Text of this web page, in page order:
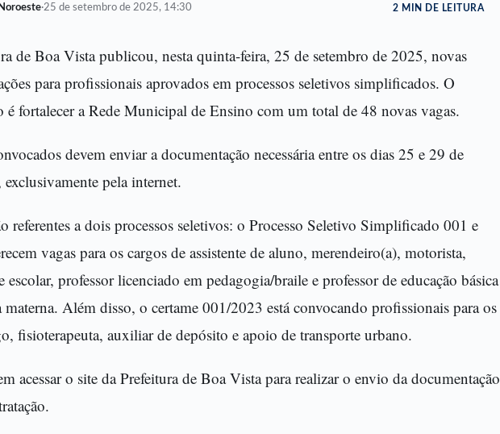
·25 de setembro de 2025, 14:30 2 MIN DE LEITURA
de Boa Vista publicou, nesta quinta-feira, 25 de setembro de 2025, novas
para profissionais aprovados em processos seletivos simplificados. O
é fortalecer a Rede Municipal de Ensino com um total de 48 novas vagas.
devem enviar a documentação necessária entre os dias 25 e 29 de
pela internet.
referentes a dois processos seletivos: o Processo Seletivo Simplificado 001 e
vagas para os cargos de assistente de aluno, merendeiro(a), motorista,
escolar, professor licenciado em pedagogia/braile e professor de educação básica
Além disso, o certame 001/2023 está convocando profissionais para os
fisioterapeuta, auxiliar de depósito e apoio de transporte urbano.
acessar o site da Prefeitura de Boa Vista para realizar o envio da documentação